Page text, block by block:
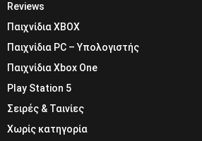
Reviews
Παιχνίδια XBOX
Παιχνίδια PC – Υπολογιστής
Παιχνίδια Xbox One
Play Station 5
Σειρές & Ταινίες
Χωρίς κατηγορία